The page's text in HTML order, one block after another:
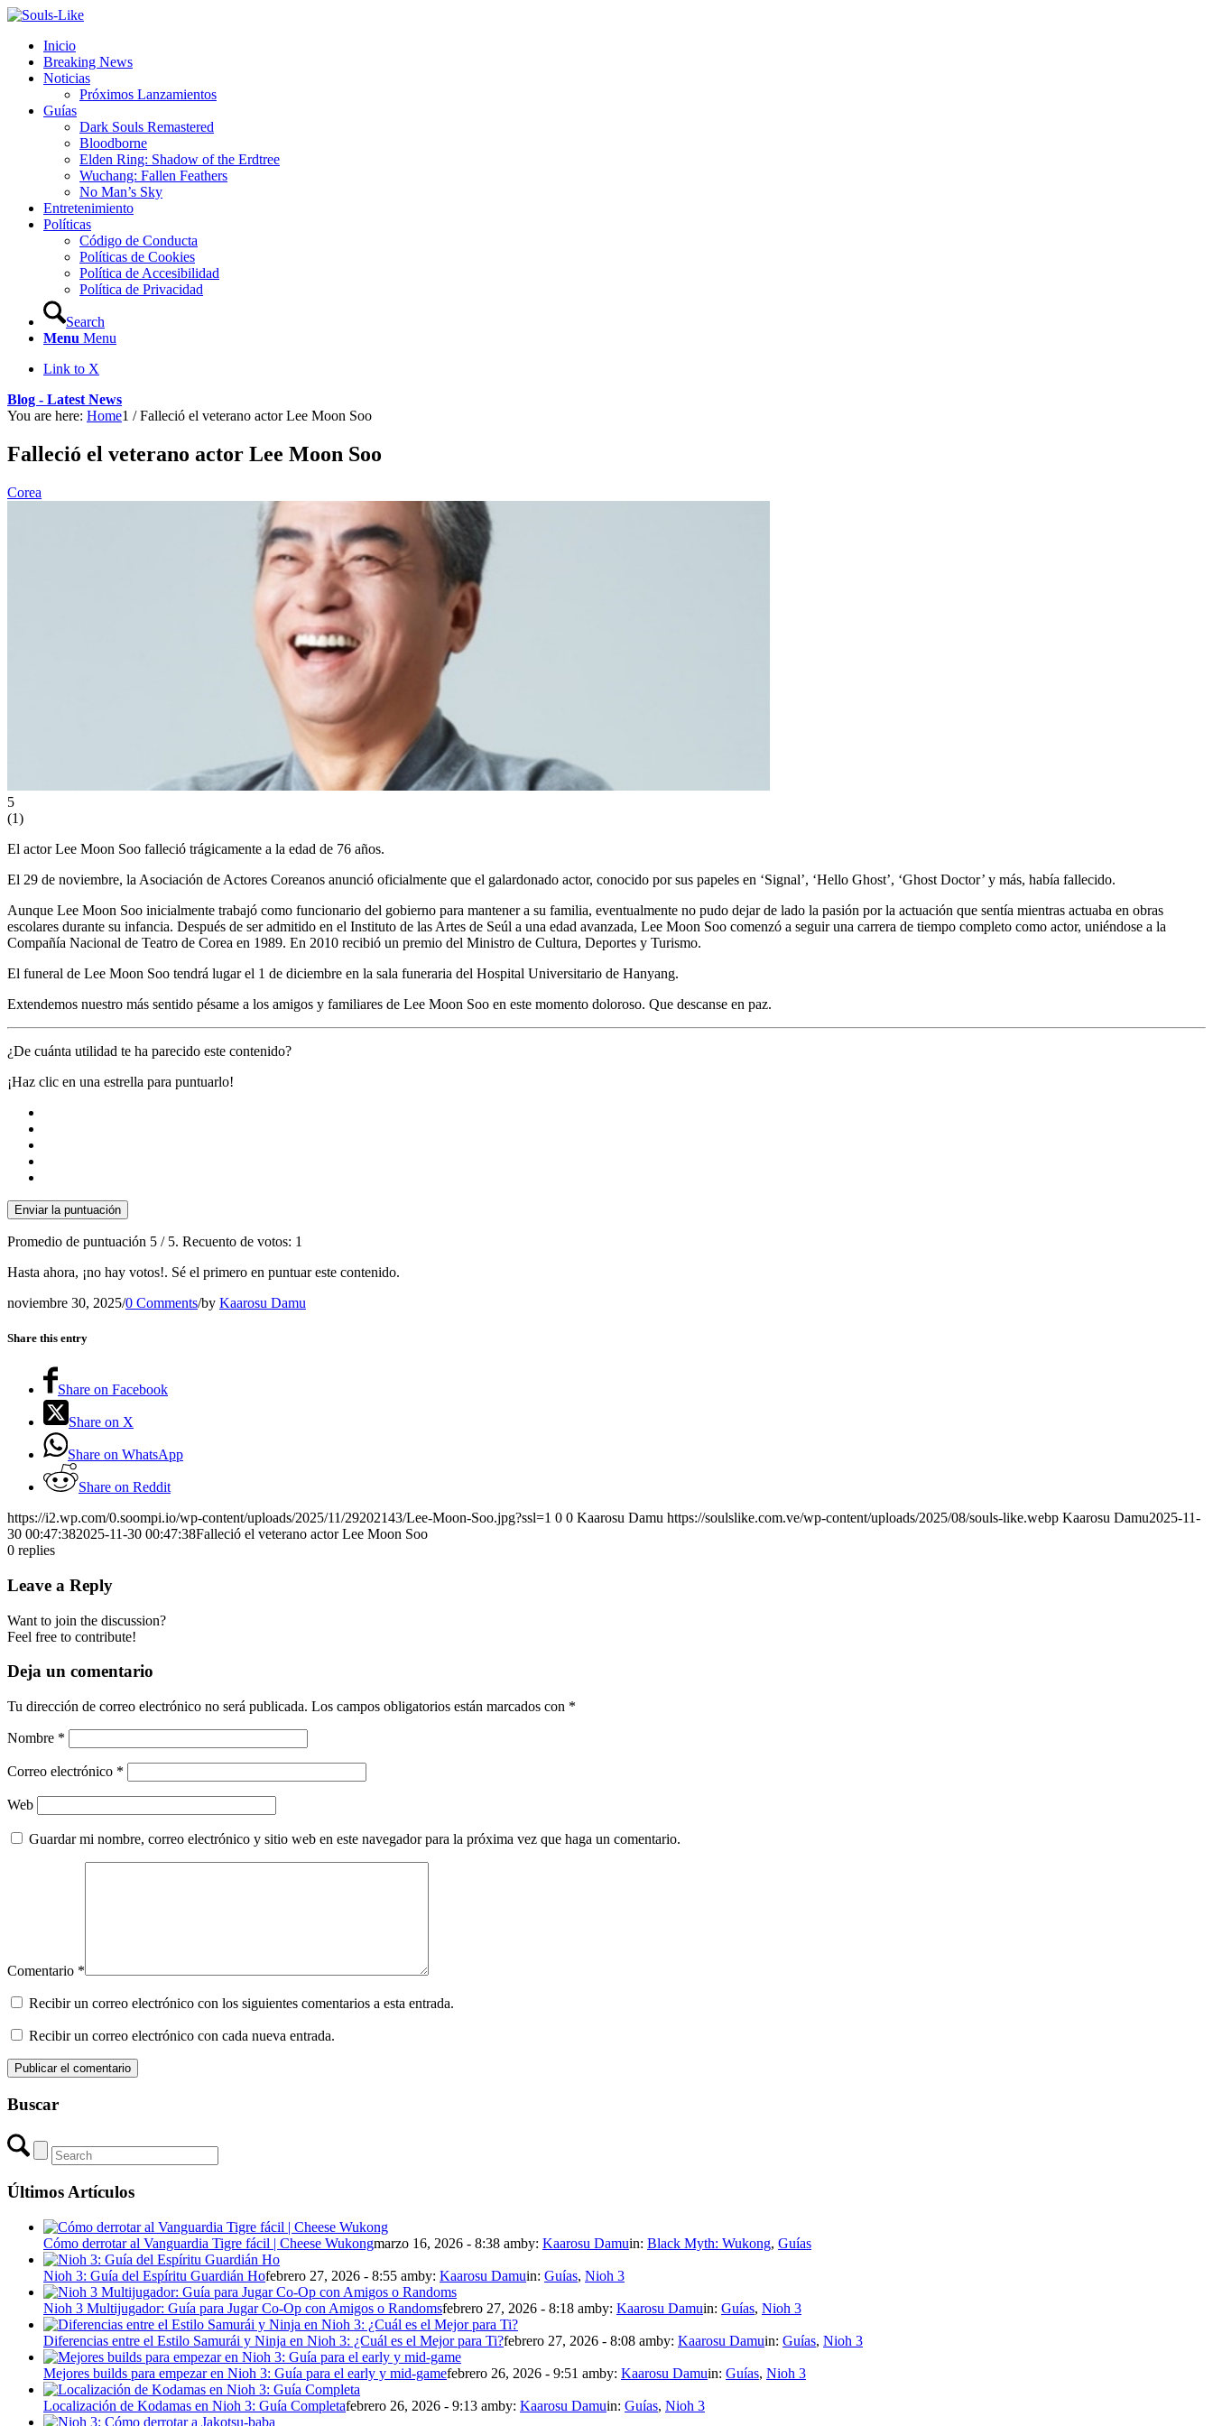
Inicio
Breaking News
Noticias
Próximos Lanzamientos
Guías
Dark Souls Remastered
Bloodborne
Elden Ring: Shadow of the Erdtree
Wuchang: Fallen Feathers
No Man’s Sky
Entretenimiento
Políticas
Código de Conducta
Políticas de Cookies
Política de Accesibilidad
Política de Privacidad
Search
Menu Menu
Link to X
Blog - Latest News
You are here: Home1 / Falleció el veterano actor Lee Moon Soo
Falleció el veterano actor Lee Moon Soo
Corea
5
(1)
El actor Lee Moon Soo falleció trágicamente a la edad de 76 años.
El 29 de noviembre, la Asociación de Actores Coreanos anunció oficialmente que el galardonado actor, conocido por sus papeles en ‘Signal’, ‘Hello Ghost’, ‘Ghost Doctor’ y más, había fallecido.
Aunque Lee Moon Soo inicialmente trabajó como funcionario del gobierno para mantener a su familia, eventualmente no pudo dejar de lado la pasión por la actuación que sentía mientras actuaba en obras
escolares durante su infancia. Después de ser admitido en el Instituto de las Artes de Seúl a una edad avanzada, Lee Moon Soo comenzó a seguir una carrera de tiempo completo como actor, uniéndose a la
Compañía Nacional de Teatro de Corea en 1989. En 2010 recibió un premio del Ministro de Cultura, Deportes y Turismo.
El funeral de Lee Moon Soo tendrá lugar el 1 de diciembre en la sala funeraria del Hospital Universitario de Hanyang.
Extendemos nuestro más sentido pésame a los amigos y familiares de Lee Moon Soo en este momento doloroso. Que descanse en paz.
¿De cuánta utilidad te ha parecido este contenido?
¡Haz clic en una estrella para puntuarlo!
Enviar la puntuación
Promedio de puntuación 5 / 5. Recuento de votos: 1
Hasta ahora, ¡no hay votos!. Sé el primero en puntuar este contenido.
noviembre 30, 2025/0 Comments/by Kaarosu Damu
Share this entry
Share on Facebook
Share on X
Share on WhatsApp
Share on Reddit
https://i2.wp.com/0.soompi.io/wp-content/uploads/2025/11/29202143/Lee-Moon-Soo.jpg?ssl=1 0 0 Kaarosu Damu https://soulslike.com.ve/wp-content/uploads/2025/08/souls-like.webp Kaarosu Damu2025-11-
30 00:47:382025-11-30 00:47:38Falleció el veterano actor Lee Moon Soo
0 replies
Leave a Reply
Want to join the discussion?
Feel free to contribute!
Deja un comentario
Tu dirección de correo electrónico no será publicada. Los campos obligatorios están marcados con *
Nombre *
Correo electrónico *
Web
Guardar mi nombre, correo electrónico y sitio web en este navegador para la próxima vez que haga un comentario.
Comentario *
Recibir un correo electrónico con los siguientes comentarios a esta entrada.
Recibir un correo electrónico con cada nueva entrada.
Buscar
Últimos Artículos
Cómo derrotar al Vanguardia Tigre fácil | Cheese Wukongmarzo 16, 2026 - 8:38 amby: Kaarosu Damuin: Black Myth: Wukong, Guías
Nioh 3: Guía del Espíritu Guardián Hofebrero 27, 2026 - 8:55 amby: Kaarosu Damuin: Guías, Nioh 3
Nioh 3 Multijugador: Guía para Jugar Co-Op con Amigos o Randomsfebrero 27, 2026 - 8:18 amby: Kaarosu Damuin: Guías, Nioh 3
Diferencias entre el Estilo Samurái y Ninja en Nioh 3: ¿Cuál es el Mejor para Ti?febrero 27, 2026 - 8:08 amby: Kaarosu Damuin: Guías, Nioh 3
Mejores builds para empezar en Nioh 3: Guía para el early y mid-gamefebrero 26, 2026 - 9:51 amby: Kaarosu Damuin: Guías, Nioh 3
Localización de Kodamas en Nioh 3: Guía Completafebrero 26, 2026 - 9:13 amby: Kaarosu Damuin: Guías, Nioh 3